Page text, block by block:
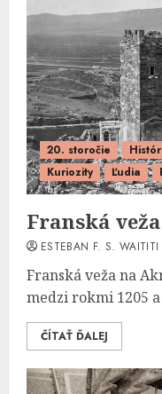
20. storočie
Kuriozity
Ľudia
Franská
ESTEBAN F. S. WAITITI
Franská veža na
medzi rokmi 1205
ČÍTAŤ ĎALEJ